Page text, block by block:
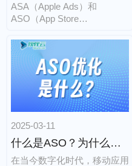
者的首选合作伙伴，助力产品
打破曝光壁垒，实现下载量与
ASA（Apple Ads）和
ASO（App Store
广中的两个重要概念，它们之
间既有区别，又有紧密的联
系。以下是它们的关系和区
别：
2025-03-11
什么是ASO？为什么要做ASO？
在当今数字化时代，移动应用